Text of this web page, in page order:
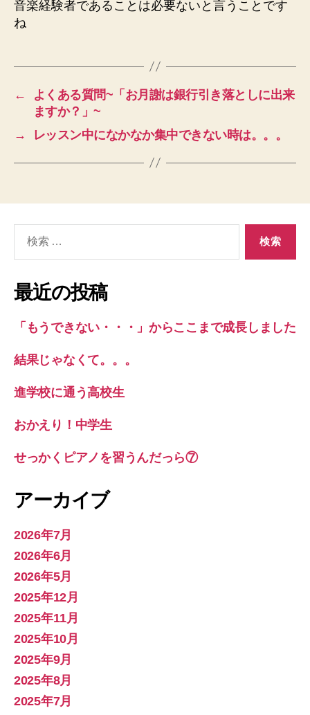
音楽経験者であることは必要ないと言うことです
ね
←
よくある質問~「お月謝は銀行引き落としに出来
ますか？」~
→
レッスン中になかなか集中できない時は。。。
象:
最近の投稿
「もうできない・・・」からここまで成長しました
結果じゃなくて。。。
進学校に通う高校生
おかえり！中学生
せっかくピアノを習うんだっら⑦
アーカイブ
2026年7月
2026年6月
2026年5月
2025年12月
2025年11月
2025年10月
2025年9月
2025年8月
2025年7月